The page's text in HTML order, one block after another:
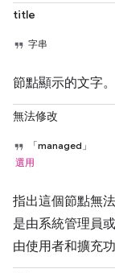
title
字串
節點顯示的文字。
無法修改
「managed」
選用
指出這個節點無
是由系統管理員
由使用者和擴充